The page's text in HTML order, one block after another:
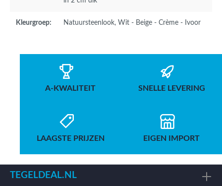
Kleurgroep: Natuursteenlook, Wit - Beige - Crème - Ivoor
A-KWALITEIT SNELLE LEVERING
LAAGSTE PRIJZEN EIGEN IMPORT
TEGELDEAL.NL